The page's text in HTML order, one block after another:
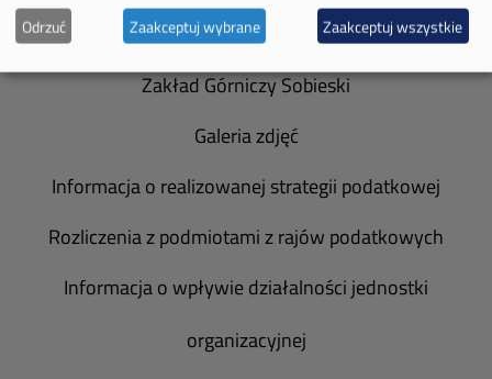
Zakład Górniczy Janina
Zakład Górniczy Sobieski
Galeria zdjęć
Informacja o realizowanej strategii podatkowej
Rozliczenia z podmiotami z rajów podatkowych
Informacja o wpływie działalności jednostki
organizacyjnej
Odrzuć Zaakceptuj wybrane Zaakceptuj wszystkie